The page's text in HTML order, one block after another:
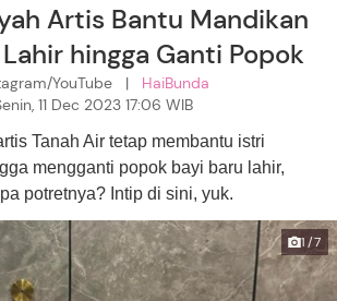
Artis Bantu Mandikan
hingga Ganti Popok
YouTube | HaiBunda
11 Dec 2023 17:06 WIB
Tanah Air tetap membantu istri
mengganti popok bayi baru lahir,
potretnya? Intip di sini, yuk.
1/7